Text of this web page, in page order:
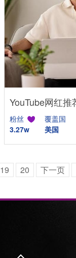
粉丝
3.27w
覆盖国
美国
19 20 下一页